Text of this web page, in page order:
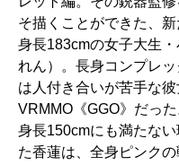
そ描くことができた、
身長183cmの女子大生
れん）。長身コンプレ
は人付き合いが苦手な
VRMMO《GGO》だった
身長150cmにも満たな
た香蓮は、全身ピンク